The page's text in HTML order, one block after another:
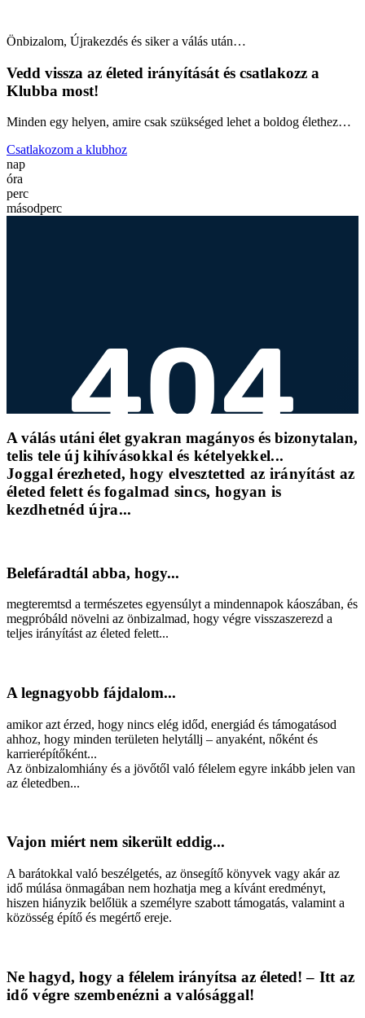
Önbizalom, Újrakezdés és siker a válás után…
Vedd vissza az életed irányítását és csatlakozz a
Klubba most!
Minden egy helyen, amire csak szükséged lehet a boldog élethez…
Csatlakozom a klubhoz
nap
óra
perc
másodperc
A válás utáni élet gyakran magányos és bizonytalan,
telis tele új kihívásokkal és kételyekkel...
Joggal érezheted, hogy elvesztetted az irányítást az
életed felett és fogalmad sincs, hogyan is
kezdhetnéd újra...
Belefáradtál abba, hogy...
megteremtsd a természetes egyensúlyt a mindennapok káoszában, és
megpróbáld növelni az önbizalmad, hogy végre visszaszerezd a
teljes irányítást az életed felett...
A legnagyobb fájdalom...
amikor azt érzed, hogy nincs elég időd, energiád és támogatásod
ahhoz, hogy minden területen helytállj – anyaként, nőként és
karrierépítőként...
Az önbizalomhiány és a jövőtől való félelem egyre inkább jelen van
az életedben...
Vajon miért nem sikerült eddig...
A barátokkal való beszélgetés, az önsegítő könyvek vagy akár az
idő múlása önmagában nem hozhatja meg a kívánt eredményt,
hiszen hiányzik belőlük a személyre szabott támogatás, valamint a
közösség építő és megértő ereje.
Ne hagyd, hogy a félelem irányítsa az életed!– Itt az
idő végre szembenézni a valósággal!